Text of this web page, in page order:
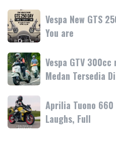
test
ride
atau
bawa
Vespa
Primavera
Get
yours
today
or
test
Vespa
New
GTS
250
Day!
Celebrate
with
us!
You
are
Vespa New GTS
You are
Vespa
GTV
300cc
ready
now
di
Motoplex
Vespa GTV
Medan Tersedia Di
Aprilia
Tuono
660
Aprilia Tuono
Laughs, Full